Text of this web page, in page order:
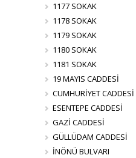
1177 SOKAK
1178 SOKAK
1179 SOKAK
1180 SOKAK
1181 SOKAK
19 MAYIS CADDESİ
CUMHURİYET CADDESİ
ESENTEPE CADDESİ
GAZİ CADDESİ
GÜLLÜDAM CADDESİ
İNÖNÜ BULVARI